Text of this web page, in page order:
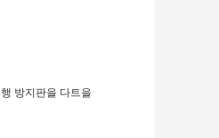
방지판을 다트을